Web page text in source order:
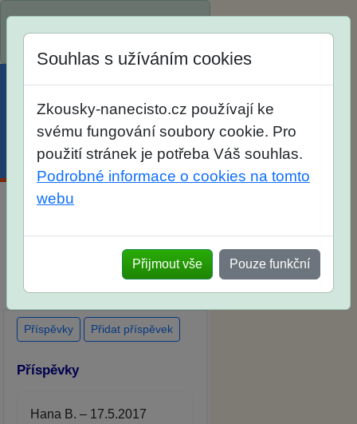
Menu Účet Košík
po skutečných přijímacích
zkouškách
Souhlas s užíváním cookies
Zkousky-nanecisto.cz používají ke
svému fungování soubory cookie. Pro
použití stránek je potřeba Váš souhlas.
Podrobné informace o cookies na tomto
webu
Přijmout vše Pouze funkční
Příspěvky Přidat příspěvek
Příspěvky
Hana B. – 17.5.2017